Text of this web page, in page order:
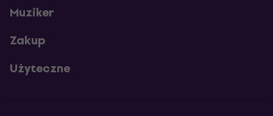
Muziker
Zakup
Użyteczne